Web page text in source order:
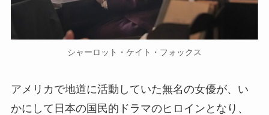
シャーロット・ケイト・フォックス
アメリカで地道に活動していた無名の女優が、い
かにして日本の国民的ドラマのヒロインとなり、